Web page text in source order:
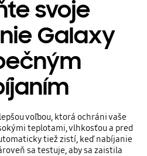
svoje
Galaxy
voľbou, ktorá ochráni vaše
teplotami, vlhkosťou a pred
tiež zistí, keď nabíjanie
sa testuje, aby sa zaistila